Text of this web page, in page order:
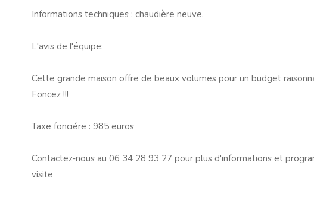
Informations techniques : chaudière neuve.
L'avis de l'équipe:
Cette grande maison offre de beaux volumes pour un budget
Foncez !!!
Taxe fonciére : 985 euros
Contactez-nous au 06 34 28 93 27 pour plus d'informations et
visite